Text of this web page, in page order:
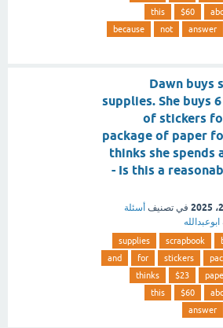
$60
this
answer
not
because
Dawn buys
supplies. She buys
of stickers
package of paper
thinks she spends
Is this a reasonable answer -
في تصنيف أسئلة
ابوعبدالله
scrapbook
supplies
stickers
for
and
$23
thinks
$60
this
answer